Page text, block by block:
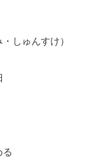
しゅんすけ）
る